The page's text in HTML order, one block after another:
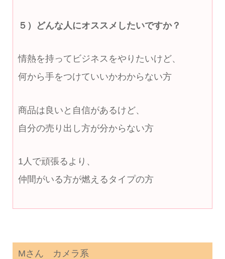
５）どんな人にオススメしたいですか？
情熱を持ってビジネスをやりたいけど、
何から手をつけていいかわからない方
商品は良いと自信があるけど、
自分の売り出し方が分からない方
1人で頑張るより、
仲間がいる方が燃えるタイプの方
Mさん カメラ系